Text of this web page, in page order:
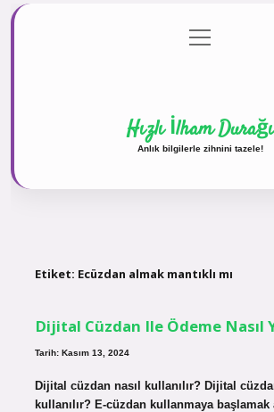
Gizlilik Politikası
menüyü
aç
Hızlı İlham Durağı
Anlık bilgilerle zihnini tazele!
Etiket: Ecüzdan almak mantıklı mı
Dijital Cüzdan Ile Ödeme Nasıl
Tarih: Kasım 13, 2024
Dijital cüzdan nasıl kullanılır? Dijital
kullanılır? E-cüzdan kullanmaya başlamak